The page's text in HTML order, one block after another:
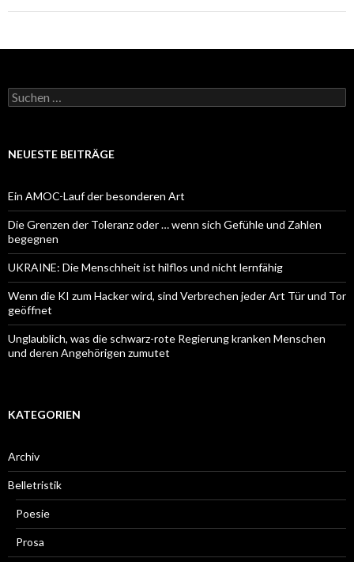
Suchen
nach:
NEUESTE BEITRÄGE
Ein AMOC-Lauf der besonderen Art
Die Grenzen der Toleranz oder … wenn sich Gefühle und Zahlen
begegnen
UKRAINE: Die Menschheit ist hilflos und nicht lernfähig
Wenn die KI zum Hacker wird, sind Verbrechen jeder Art Tür und Tor
geöffnet
Unglaublich, was die schwarz-rote Regierung kranken Menschen
und deren Angehörigen zumutet
KATEGORIEN
Archiv
Belletristik
Poesie
Prosa